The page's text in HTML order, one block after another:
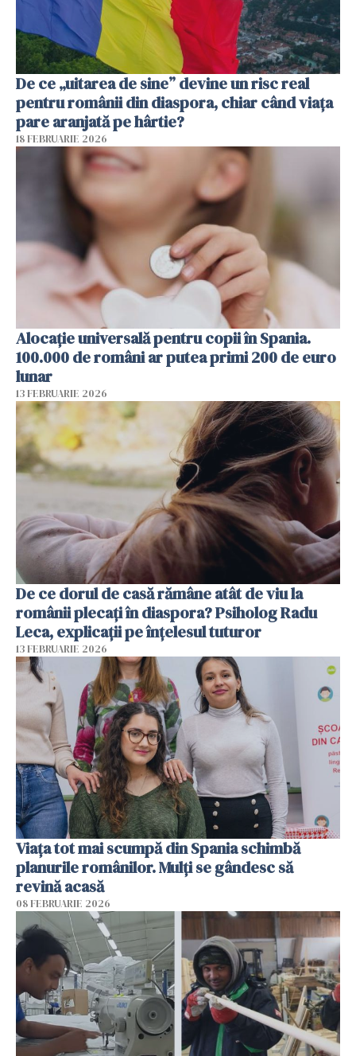
De ce „uitarea de sine” devine un risc real
pentru românii din diaspora, chiar când viața
pare aranjată pe hârtie?
18 FEBRUARIE 2026
Alocație universală pentru copii în Spania.
100.000 de români ar putea primi 200 de euro
lunar
13 FEBRUARIE 2026
De ce dorul de casă rămâne atât de viu la
românii plecați în diaspora? Psiholog Radu
Leca, explicații pe înțelesul tuturor
13 FEBRUARIE 2026
Viața tot mai scumpă din Spania schimbă
planurile românilor. Mulți se gândesc să
revină acasă
08 FEBRUARIE 2026